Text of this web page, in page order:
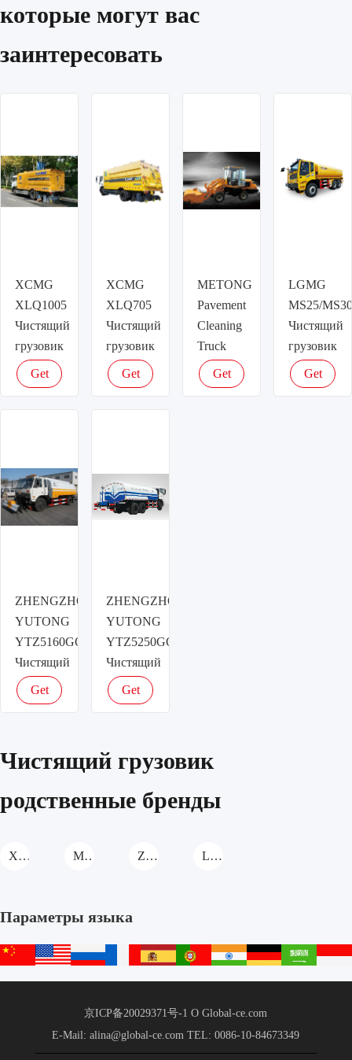
которые могут вас
заинтересовать
XCMG
XLQ1005
Чистящий
грузовик
Get
XCMG
XLQ705
Чистящий
грузовик
Get
METONG
Pavement
Cleaning
Truck
Чистящий
грузовик
Get
LGMG
MS25/
Чистящий
грузовик
Get
ZHENGZHOU
YUTONG
YTZ5160GQX20E
Чистящий
грузовик
Get
ZHENGZHOU
YUTONG
YTZ5250GQX20E/F
Чистящий
грузовик
Get
Чистящий грузовик
родственные бренды
XCMG Чистящий грузовик METONG Чистящий грузовик ZHENGZHOU YUTONG Чистящий грузовик LGMG Чистящий грузовик
Параметры языка
中
English français español portuguêsहिन्दी Deutsch عربي
京ICP备20029371号-1 О Global-ce.com
E-Mail: alina@global-ce.com TEL: 0086-10-84673349